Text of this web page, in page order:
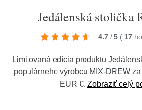
Jedálenská stolička
4.7 / 5 ( 17
Limitovaná edícia produktu
populárneho výrobcu MIX-DREWza
EUR €. Zobraziť celý